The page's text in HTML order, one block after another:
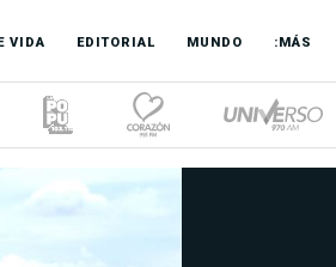
VIDA EDITORIAL MUNDO :MÁS